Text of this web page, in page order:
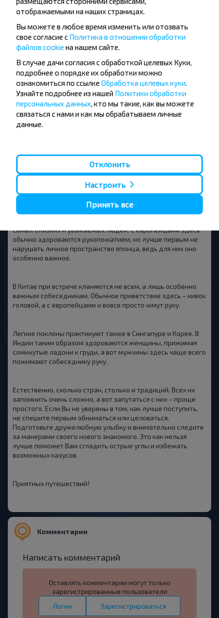
интимная. Лучше перестраховаться, дабы не заработать
неприятности.
Поклон
Где?
Япония, Китай, Корея и другие страны Азии, Индия
Ни для кого не секрет, что именно в Азии обожают
обратить внимание, что поклоны также бывают
разнообразные, зависимо от того, кому они
предназначены.
К примеру, японцы при встрече с простым знакомым или
приятелем обычно лишь слегка наклоняются вперед, ведь
самых близких и уважаемых людей. С европейцами здесь
обычно здороваются рукопожатием, но лучше первым не
нарушать личное пространство японца, ведь для них оно
особенно важное.
В Китае при встрече кланяются не всем, а лишь особенно
важным собеседникам. Обычное приветствие здесь – кивок
головой, а с европейцами и вовсе просто жмут руку.
Легкие поклоны практикуют также в Сингапуре и Корее. В
Индии таким образом здороваются женщины, прижимая
сомкнутые ладони к груди, а вот мужчины здесь чаще всего
пожимают собеседнику руку.
Естественно, сколько стран, столько и традиций. Всех их
запомнить очень сложно, а вот запутаться с них – проще
простого. Если Вы не уверены в том, как лучше поступить,
не спешите первым обниматься или целоваться.
Подготовьте дружелюбную улыбку и внимательно следите
за манерами своего нового знакомого. Это как нельзя
лучше поможет Вам сгладить острые углы и избежать
возможных казусов.
Приятных путешествий!
Комментарии
Написать комментарий
Оставлять комментарии могут только
зарегистрированные пользователи
Логин
Зарегистрироваться
отображаемыми на наших страницах.
Вы можете в любое время изменить или отозвать
свое согласие с Политика в отношении обработки
файлов cookie на нашем сайте.
В случае дачи согласия с обработкой целевых Куки,
подробнее о порядке их обработки можно
ознакомиться по ссылке Обработка целевых куки
Узнайте подробнее из нашей Политики обработки
персональных данных , кто мы такие, как вы можете
связаться с нами и как мы обрабатываем личные
данные.
Отклонить
Настроить
Принять все